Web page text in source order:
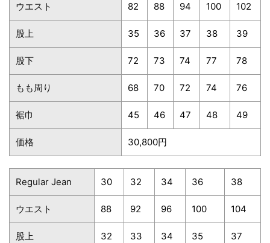
ウエスト 82 88 94 100 102
股上 35 36 37 38 39
股下 72 73 74 77 78
もも周り 68 70 72 74 76
裾巾 45 46 47 48 49
価格 30,800円
Regular Jean 30 32 34 36 38
ウエスト 88 92 96 100 104
股上 32 33 34 35 37